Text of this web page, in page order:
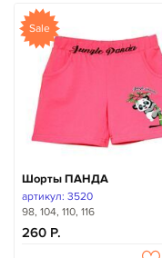
Sale
Шорты ПАНДА
артикул: 3520
98, 104, 110, 116
260